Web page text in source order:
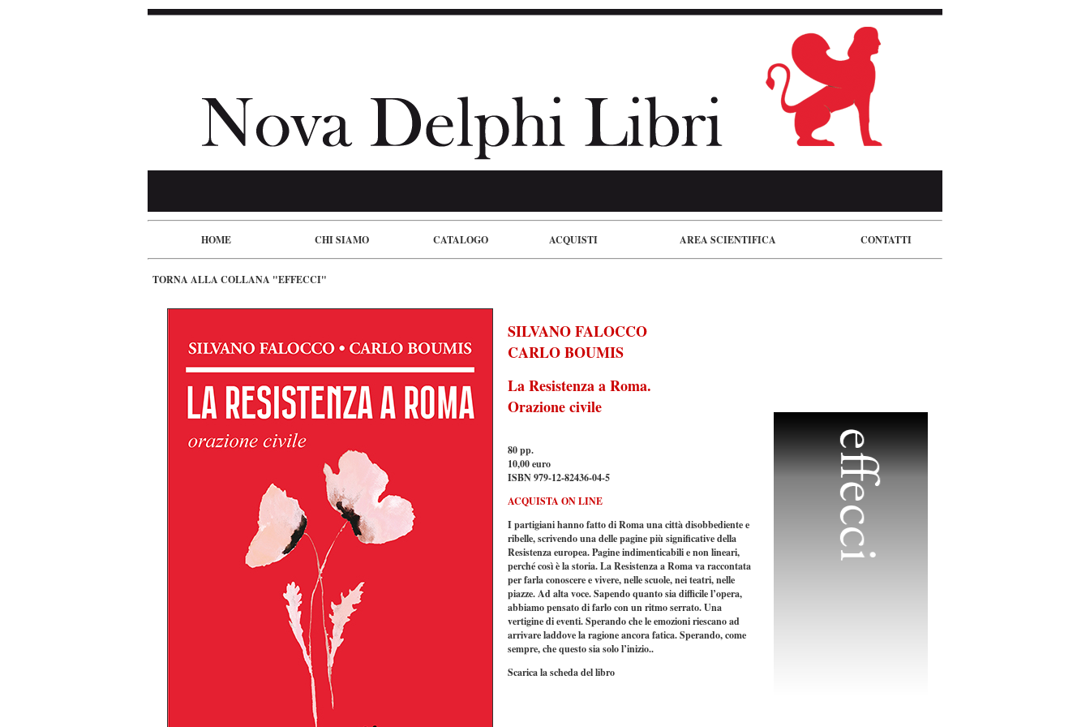
HOME CHI SIAMO CATALOGO ACQUISTI AREA SCIENTIFICA CONTATTI
TORNA ALLA COLLANA "EFFECCI"
SILVANO FALOCCO
CARLO BOUMIS
La Resistenza a Roma.
Orazione civile
80 pp.
10,00 euro
ISBN 979-12-82436-04-5
ACQUISTA ON LINE
I partigiani hanno fatto di Roma una città disobbediente e
ribelle, scrivendo una delle pagine più significative della
Resistenza europea. Pagine indimenticabili e non lineari,
perché così è la storia. La Resistenza a Roma va raccontata
per farla conoscere e vivere, nelle scuole, nei teatri, nelle
piazze. Ad alta voce. Sapendo quanto sia difficile l’opera,
abbiamo pensato di farlo con un ritmo serrato. Una
vertigine di eventi. Sperando che le emozioni riescano ad
arrivare laddove la ragione ancora fatica. Sperando, come
sempre, che questo sia solo l’inizio..
Scarica la scheda del libro